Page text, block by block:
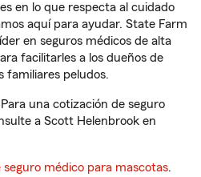
en lo que respecta al cuidado
aquí para ayudar. State Farm
en seguros médicos de alta
facilitarles a los dueños de
familiares peludos.
una cotización de seguro
a Scott Helenbrook en
seguro médico para mascotas.